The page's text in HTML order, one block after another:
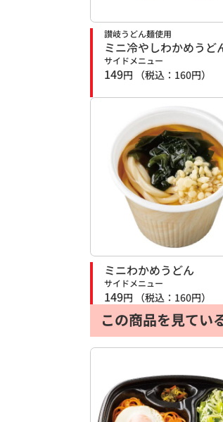
讃岐うどん麺使用
ミニ冷やしわかめうど
サイドメニュー
149円 （税込： 160円）
ミニわかめうどん
サイドメニュー
149円 （税込： 160円）
この商品を見てい